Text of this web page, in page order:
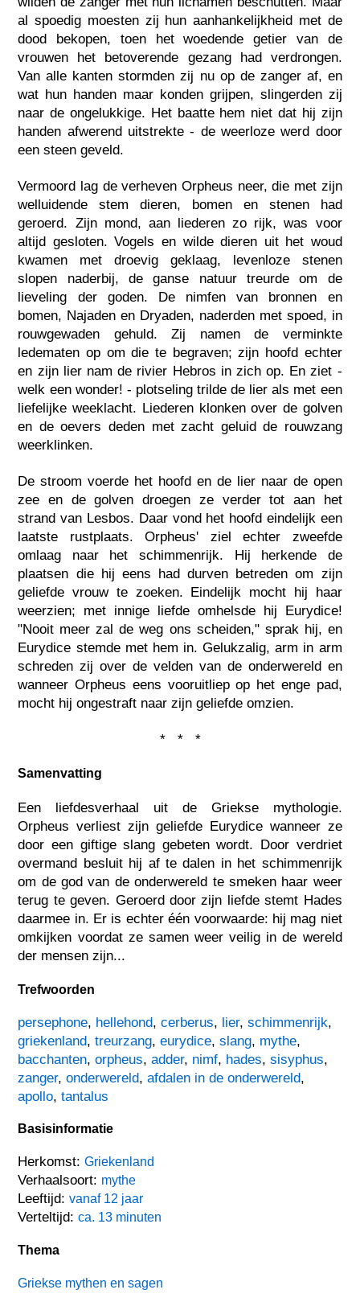
al spoedig moesten zij hun aanhankelijkheid met de
dood bekopen, toen het woedende getier van de
vrouwen het betoverende gezang had verdrongen.
Van alle kanten stormden zij nu op de zanger af, en
wat hun handen maar konden grijpen, slingerden zij
naar de ongelukkige. Het baatte hem niet dat hij zijn
handen afwerend uitstrekte - de weerloze werd door
een steen geveld.
Vermoord lag de verheven Orpheus neer, die met zijn
welluidende stem dieren, bomen en stenen had
geroerd. Zijn mond, aan liederen zo rijk, was voor
altijd gesloten. Vogels en wilde dieren uit het woud
kwamen met droevig geklaag, levenloze stenen
slopen naderbij, de ganse natuur treurde om de
lieveling der goden. De nimfen van bronnen en
bomen, Najaden en Dryaden, naderden met spoed, in
rouwgewaden gehuld. Zij namen de verminkte
ledematen op om die te begraven; zijn hoofd echter
en zijn lier nam de rivier Hebros in zich op. En ziet -
welk een wonder! - plotseling trilde de lier als met een
liefelijke weeklacht. Liederen klonken over de golven
en de oevers deden met zacht geluid de rouwzang
weerklinken.
De stroom voerde het hoofd en de lier naar de open
zee en de golven droegen ze verder tot aan het
strand van Lesbos. Daar vond het hoofd eindelijk een
laatste rustplaats. Orpheus' ziel echter zweefde
omlaag naar het schimmenrijk. Hij herkende de
plaatsen die hij eens had durven betreden om zijn
geliefde vrouw te zoeken. Eindelijk mocht hij haar
weerzien; met innige liefde omhelsde hij Eurydice!
"Nooit meer zal de weg ons scheiden," sprak hij, en
Eurydice stemde met hem in. Gelukzalig, arm in arm
schreden zij over de velden van de onderwereld en
wanneer Orpheus eens vooruitliep op het enge pad,
mocht hij ongestraft naar zijn geliefde omzien.
* * *
Samenvatting
Een liefdesverhaal uit de Griekse mythologie.
Orpheus verliest zijn geliefde Eurydice wanneer ze
door een giftige slang gebeten wordt. Door verdriet
overmand besluit hij af te dalen in het schimmenrijk
om de god van de onderwereld te smeken haar weer
terug te geven. Geroerd door zijn liefde stemt Hades
daarmee in. Er is echter één voorwaarde: hij mag niet
omkijken voordat ze samen weer veilig in de wereld
der mensen zijn...
Trefwoorden
persephone, hellehond,cerberus, lier,schimmenrijk,
griekenland,treurzang,eurydice,slang, mythe,
bacchanten,orpheus,adder, nimf, hades,sisyphus,
zanger,onderwereld,afdalen in de onderwereld,
apollo,tantalus
Basisinformatie
Herkomst:Griekenland
Verhaalsoort: mythe
Leeftijd:vanaf 12 jaar
Verteltijd:ca. 13 minuten
Thema
Griekse mythen en sagen